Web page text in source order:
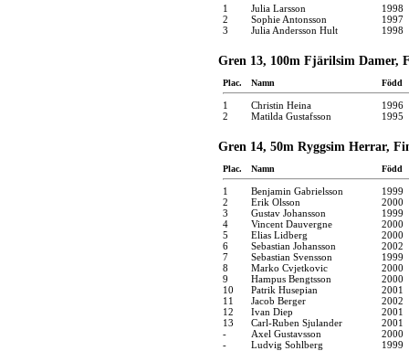
1 Julia Larsson
1998
2
Sophie Antonsson
1997
3
Julia Andersson Hult 1998
Gren 13, 100m Fjärilsim Damer,
Plac. Namn Född
1 Christin Heina
1996
2
Matilda Gustafsson 1995
Gren 14, 50m Ryggsim Herrar,
Plac. Namn Född
1 Benjamin Gabrielsson
1999
2
Erik Olsson
2000
3
Gustav Johansson
1999
4
Vincent Dauvergne
2000
5
Elias Lidberg
2000
6
Sebastian Johansson
2002
7
Sebastian Svensson
1999
8
Marko Cvjetkovic
2000
9
Hampus Bengtsson
2000
10
Patrik Husepian
2001
11
Jacob Berger
2002
12
Ivan Diep
2001
13
Carl-Ruben Sjulander
2001
-
Axel Gustavsson
2000
-
Ludvig Sohlberg 1999